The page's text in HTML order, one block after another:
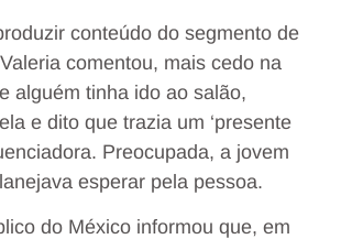
conteúdo do segmento de
comentou, mais cedo na
alguém tinha ido ao salão,
e dito que trazia um ‘presente
Preocupada, a jovem
esperar pela pessoa.
do México informou que, em